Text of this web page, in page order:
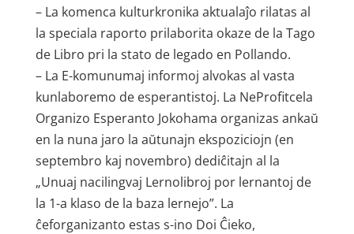
– La komenca kulturkronika aktualaĵo rilatas al
la speciala raporto prilaborita okaze de la Tago
de Libro pri la stato de legado en Pollando.
– La E-komunumaj informoj alvokas al vasta
kunlaboremo de esperantistoj. La NeProfitcela
Organizo Esperanto Jokohama organizas ankaŭ
en la nuna jaro la aŭtunajn ekspoziciojn (en
septembro kaj novembro) dediĉitajn al la
„Unuaj nacilingvaj Lernolibroj por lernantoj de
la 1-a klaso de la baza lernejo”. La
ĉeforganizanto estas s-ino Doi Ĉieko,